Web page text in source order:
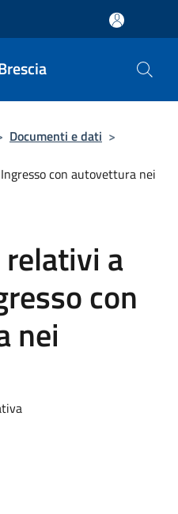
Documenti e dati >
con autovettura nei
a
con
nei